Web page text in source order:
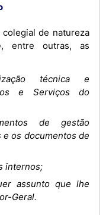
de natureza
entre outras, as
técnica e
e Serviços do
de gestão
os documentos de
internos;
assunto que lhe
Geral.